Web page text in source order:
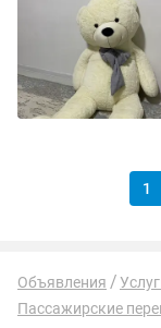
1
Объявления
Пассажирские